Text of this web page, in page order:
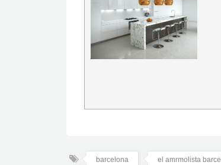
barcelona el amrmolista